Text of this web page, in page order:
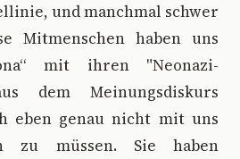
und manchmal schwer
Mitmenschen haben uns
mit ihren "Neonazi-
dem Meinungsdiskurs
eben genau nicht mit uns
zu müssen. Sie haben